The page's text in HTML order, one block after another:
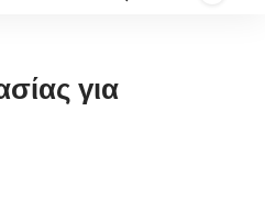
για